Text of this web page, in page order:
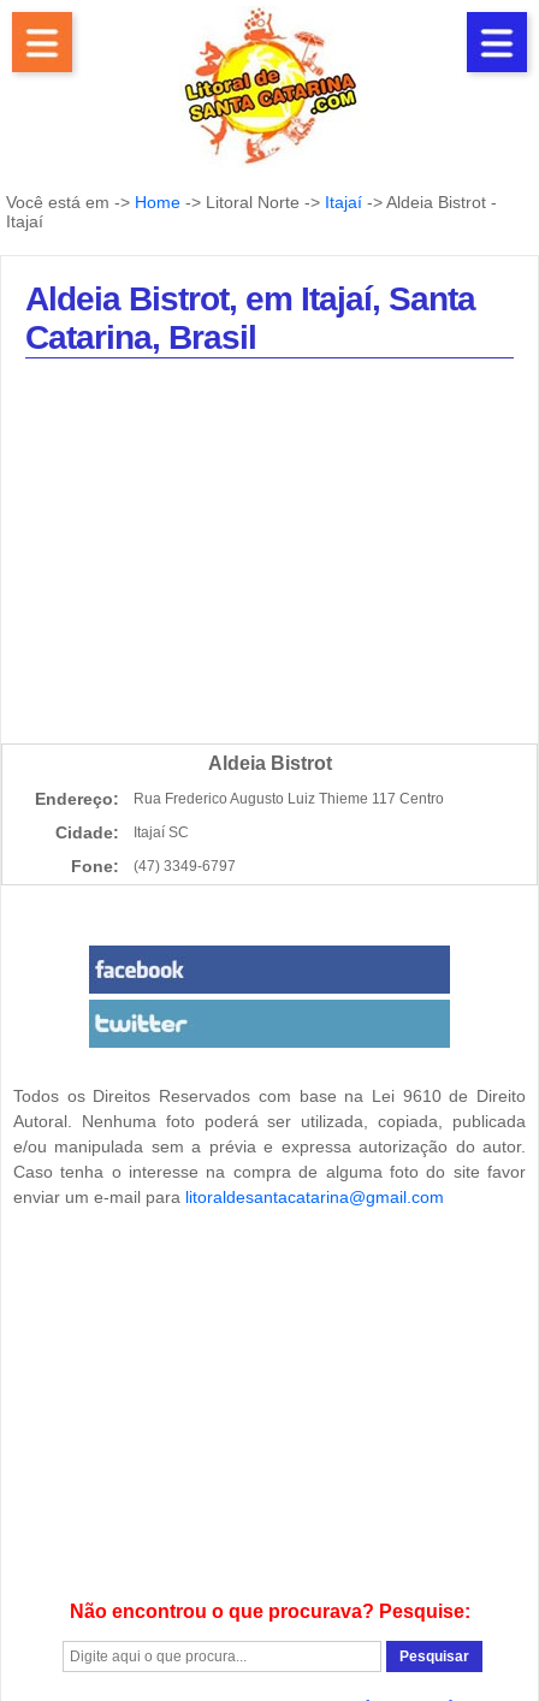
Você está em -> Home -> Litoral Norte -> Itajaí -> Aldeia Bistrot -
Itajaí
Aldeia Bistrot, em Itajaí, Santa
Catarina, Brasil
Aldeia Bistrot
Endereço: Rua Frederico Augusto Luiz Thieme 117 Centro
Cidade: Itajaí SC
Fone: (47) 3349-6797
Todos os Direitos Reservados com base na Lei 9610 de Direito
Autoral. Nenhuma foto poderá ser utilizada, copiada, publicada
e/ou manipulada sem a prévia e expressa autorização do autor.
Caso tenha o interesse na compra de alguma foto do site favor
enviar um e-mail para litoraldesantacatarina@gmail.com
Não encontrou o que procurava? Pesquise: